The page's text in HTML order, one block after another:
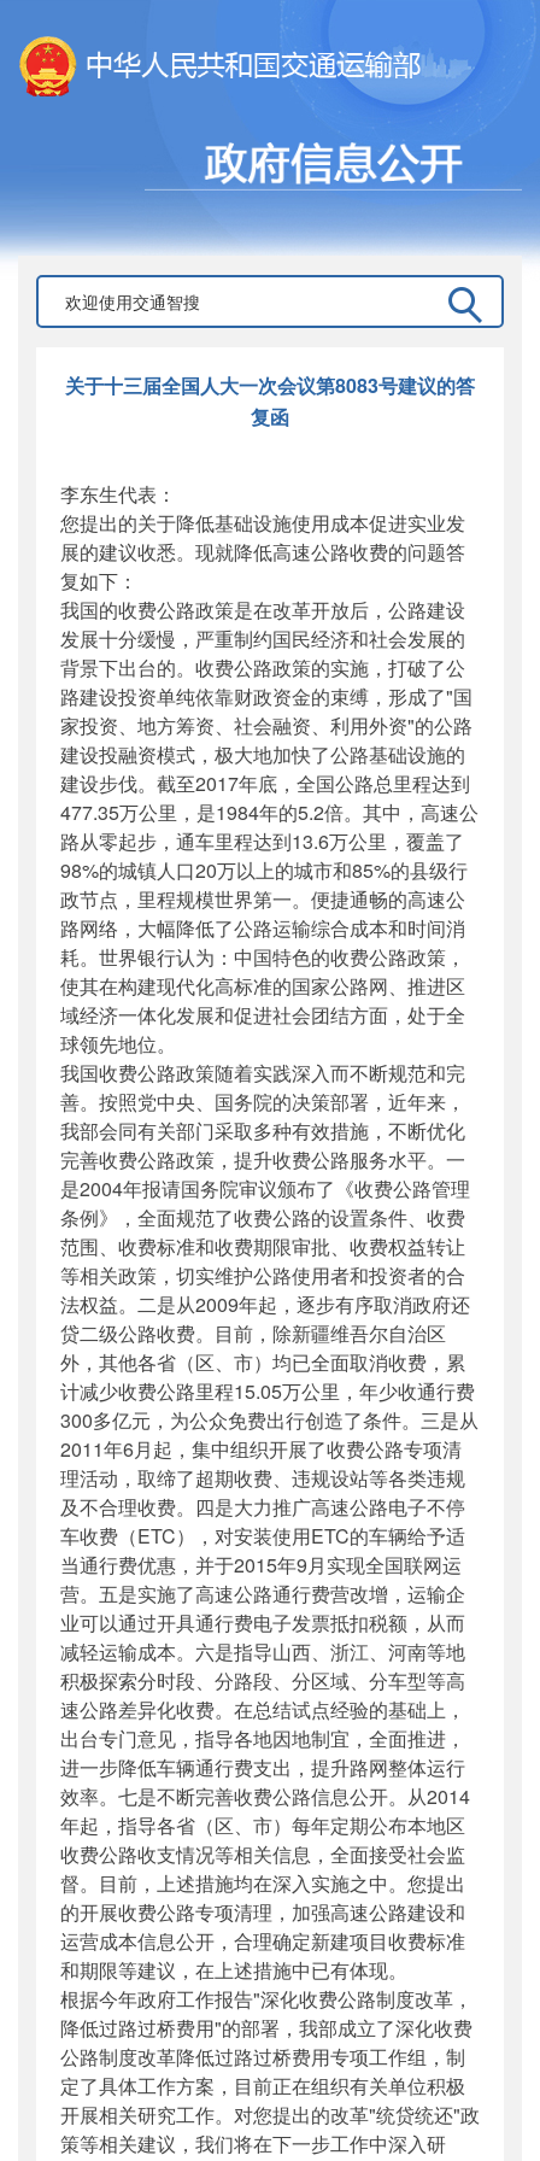
关于十三届全国人大一次会议第8083号建议的答
复函
李东生代表：
您提出的关于降低基础设施使用成本促进实业发
展的建议收悉。现就降低高速公路收费的问题答
复如下：
我国的收费公路政策是在改革开放后，公路建设
发展十分缓慢，严重制约国民经济和社会发展的
背景下出台的。收费公路政策的实施，打破了公
路建设投资单纯依靠财政资金的束缚，形成了"国
家投资、地方筹资、社会融资、利用外资"的公路
建设投融资模式，极大地加快了公路基础设施的
建设步伐。截至2017年底，全国公路总里程达到
477.35万公里，是1984年的5.2倍。其中，高速公
路从零起步，通车里程达到13.6万公里，覆盖了
98%的城镇人口20万以上的城市和85%的县级行
政节点，里程规模世界第一。便捷通畅的高速公
路网络，大幅降低了公路运输综合成本和时间消
耗。世界银行认为：中国特色的收费公路政策，
使其在构建现代化高标准的国家公路网、推进区
域经济一体化发展和促进社会团结方面，处于全
球领先地位。
我国收费公路政策随着实践深入而不断规范和完
善。按照党中央、国务院的决策部署，近年来，
我部会同有关部门采取多种有效措施，不断优化
完善收费公路政策，提升收费公路服务水平。一
是2004年报请国务院审议颁布了《收费公路管理
条例》，全面规范了收费公路的设置条件、收费
范围、收费标准和收费期限审批、收费权益转让
等相关政策，切实维护公路使用者和投资者的合
法权益。二是从2009年起，逐步有序取消政府还
贷二级公路收费。目前，除新疆维吾尔自治区
外，其他各省（区、市）均已全面取消收费，累
计减少收费公路里程15.05万公里，年少收通行费
300多亿元，为公众免费出行创造了条件。三是从
2011年6月起，集中组织开展了收费公路专项清
理活动，取缔了超期收费、违规设站等各类违规
及不合理收费。四是大力推广高速公路电子不停
车收费（ETC），对安装使用ETC的车辆给予适
当通行费优惠，并于2015年9月实现全国联网运
营。五是实施了高速公路通行费营改增，运输企
业可以通过开具通行费电子发票抵扣税额，从而
减轻运输成本。六是指导山西、浙江、河南等地
积极探索分时段、分路段、分区域、分车型等高
速公路差异化收费。在总结试点经验的基础上，
出台专门意见，指导各地因地制宜，全面推进，
进一步降低车辆通行费支出，提升路网整体运行
效率。七是不断完善收费公路信息公开。从2014
年起，指导各省（区、市）每年定期公布本地区
收费公路收支情况等相关信息，全面接受社会监
督。目前，上述措施均在深入实施之中。您提出
的开展收费公路专项清理，加强高速公路建设和
运营成本信息公开，合理确定新建项目收费标准
和期限等建议，在上述措施中已有体现。
根据今年政府工作报告"深化收费公路制度改革，
降低过路过桥费用"的部署，我部成立了深化收费
公路制度改革降低过路过桥费用专项工作组，制
定了具体工作方案，目前正在组织有关单位积极
开展相关研究工作。对您提出的改革"统贷统还"政
策等相关建议，我们将在下一步工作中深入研